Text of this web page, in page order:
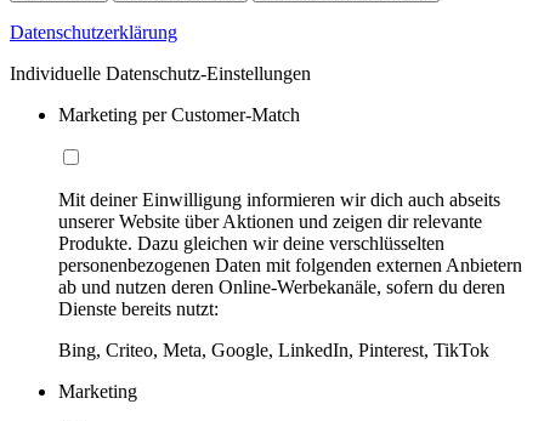
Datenschutzerklärung
Individuelle Datenschutz-Einstellungen
Marketing per Customer-Match
Mit deiner Einwilligung informieren wir dich auch abseits
unserer Website über Aktionen und zeigen dir relevante
Produkte. Dazu gleichen wir deine verschlüsselten
personenbezogenen Daten mit folgenden externen Anbietern
ab und nutzen deren Online-Werbekanäle, sofern du deren
Dienste bereits nutzt:
Bing, Criteo, Meta, Google, LinkedIn, Pinterest, TikTok
Marketing